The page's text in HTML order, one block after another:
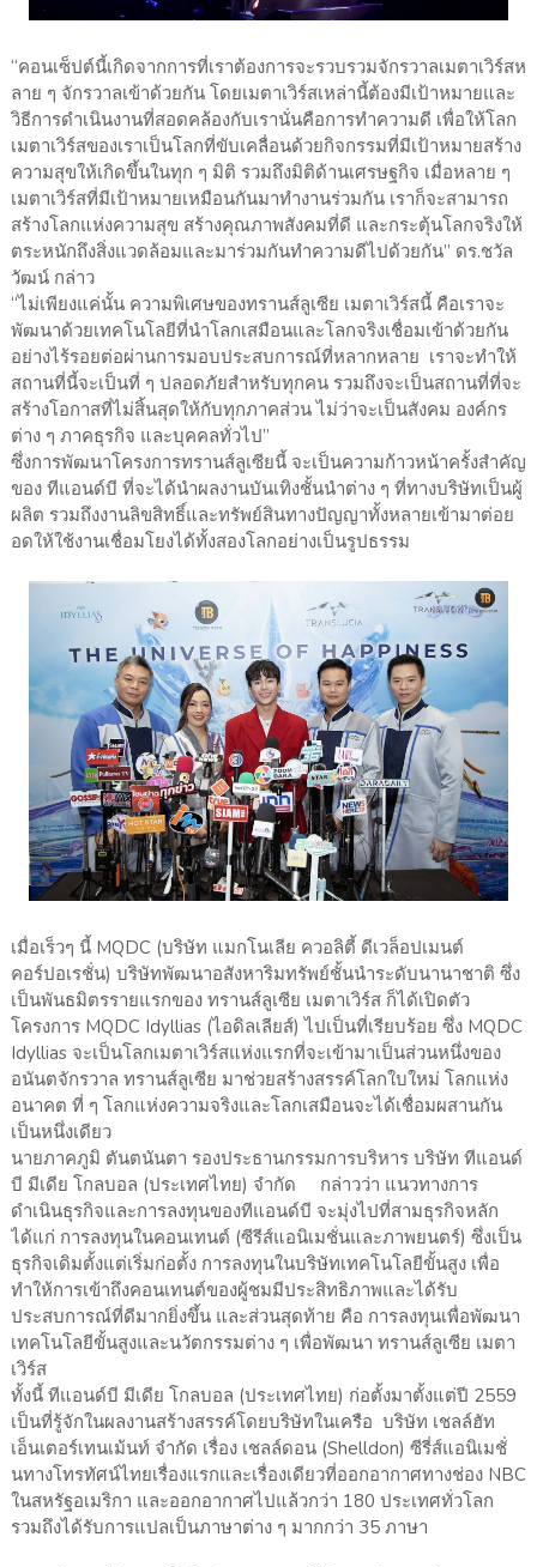
“คอนเซ็ปต์นี้เกิดจากการที่เราต้องการจะรวบรวมจักรวาลเมตาเวิร์สห
ลาย ๆ จักรวาลเข้าด้วยกัน โดยเมตาเวิร์สเหล่านี้ต้องมีเป้าหมายและ
วิธีการดำเนินงานที่สอดคล้องกับเรานั่นคือการทำความดี เพื่อให้โลก
เมตาเวิร์สของเราเป็นโลกที่ขับเคลื่อนด้วยกิจกรรมที่มีเป้าหมายสร้าง
ความสุขให้เกิดขึ้นในทุก ๆ มิติ รวมถึงมิติด้านเศรษฐกิจ เมื่อหลาย ๆ
เมตาเวิร์สที่มีเป้าหมายเหมือนกันมาทำงานร่วมกัน เราก็จะสามารถ
สร้างโลกแห่งความสุข สร้างคุณภาพสังคมที่ดี และกระตุ้นโลกจริงให้
ตระหนักถึงสิ่งแวดล้อมและมาร่วมกันทำความดีไปด้วยกัน” ดร.ชวัล
วัฒน์ กล่าว
“ไม่เพียงแค่นั้น ความพิเศษของทรานส์ลูเซีย เมตาเวิร์สนี้ คือเราจะ
พัฒนาด้วยเทคโนโลยีที่นำโลกเสมือนและโลกจริงเชื่อมเข้าด้วยกัน
อย่างไร้รอยต่อผ่านการมอบประสบการณ์ที่หลากหลาย เราจะทำให้
สถานที่นี้จะเป็นที่ ๆ ปลอดภัยสำหรับทุกคน รวมถึงจะเป็นสถานที่ที่จะ
สร้างโอกาสที่ไม่สิ้นสุดให้กับทุกภาคส่วน ไม่ว่าจะเป็นสังคม องค์กร
ต่าง ๆ ภาคธุรกิจ และบุคคลทั่วไป”
ซึ่งการพัฒนาโครงการทรานส์ลูเซียนี้ จะเป็นความก้าวหน้าครั้งสำคัญ
ของ ทีแอนด์บี ที่จะได้นำผลงานบันเทิงชั้นนำต่าง ๆ ที่ทางบริษัทเป็นผู้
ผลิต รวมถึงงานลิขสิทธิ์และทรัพย์สินทางปัญญาทั้งหลายเข้ามาต่อย
อดให้ใช้งานเชื่อมโยงได้ทั้งสองโลกอย่างเป็นรูปธรรม
เมื่อเร็วๆ นี้ MQDC (บริษัท แมกโนเลีย ควอลิตี้ ดีเวล็อปเมนต์
คอร์ปอเรชั่น) บริษัทพัฒนาอสังหาริมทรัพย์ชั้นนำระดับนานาชาติ ซึ่ง
เป็นพันธมิตรรายแรกของ ทรานส์ลูเซีย เมตาเวิร์ส ก็ได้เปิดตัว
โครงการ MQDC Idyllias (ไอดิลเลียส์) ไปเป็นที่เรียบร้อย ซึ่ง MQDC
Idyllias จะเป็นโลกเมตาเวิร์สแห่งแรกที่จะเข้ามาเป็นส่วนหนึ่งของ
อนันตจักรวาล ทรานส์ลูเซีย มาช่วยสร้างสรรค์โลกใบใหม่ โลกแห่ง
อนาคต ที่ ๆ โลกแห่งความจริงและโลกเสมือนจะได้เชื่อมผสานกัน
เป็นหนึ่งเดียว
นายภาคภูมิ ตันตนันตา รองประธานกรรมการบริหาร บริษัท ทีแอนด์
บี มีเดีย โกลบอล (ประเทศไทย) จำกัด กล่าวว่า แนวทางการ
ดำเนินธุรกิจและการลงทุนของทีแอนด์บี จะมุ่งไปที่สามธุรกิจหลัก
ได้แก่ การลงทุนในคอนเทนต์ (ซีรีส์แอนิเมชั่นและภาพยนตร์) ซึ่งเป็น
ธุรกิจเดิมตั้งแต่เริ่มก่อตั้ง การลงทุนในบริษัทเทคโนโลยีขั้นสูง เพื่อ
ทำให้การเข้าถึงคอนเทนต์ของผู้ชมมีประสิทธิภาพและได้รับ
ประสบการณ์ที่ดีมากยิ่งขึ้น และส่วนสุดท้าย คือ การลงทุนเพื่อพัฒนา
เทคโนโลยีขั้นสูงและนวัตกรรมต่าง ๆ เพื่อพัฒนา ทรานส์ลูเซีย เมตา
เวิร์ส
ทั้งนี้ ทีแอนด์บี มีเดีย โกลบอล (ประเทศไทย) ก่อตั้งมาตั้งแต่ปี 2559
เป็นที่รู้จักในผลงานสร้างสรรค์โดยบริษัทในเครือ บริษัท เชลล์ฮัท
เอ็นเตอร์เทนเม้นท์ จำกัด เรื่อง เชลล์ดอน (Shelldon) ซีรี่ส์แอนิเมชั่
นทางโทรทัศน์ไทยเรื่องแรกและเรื่องเดียวที่ออกอากาศทางช่อง NBC
ในสหรัฐอเมริกา และออกอากาศไปแล้วกว่า 180 ประเทศทั่วโลก
รวมถึงได้รับการแปลเป็นภาษาต่าง ๆ มากกว่า 35 ภาษา